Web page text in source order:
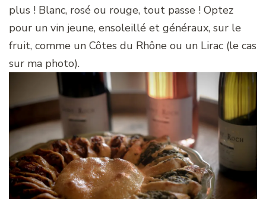
plus ! Blanc, rosé ou rouge, tout passe ! Optez
pour un vin jeune, ensoleillé et généraux, sur le
fruit, comme un Côtes du Rhône ou un Lirac (le cas
sur ma photo).